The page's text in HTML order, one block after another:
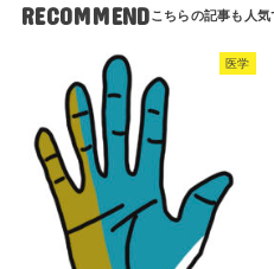
RECOMMEND
医学